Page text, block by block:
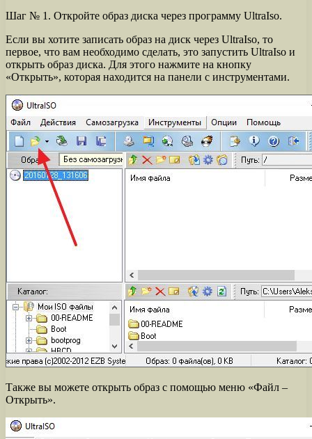
Шаг № 1. Откройте образ диска через программу UltraIso.
Если вы хотите записать образ на диск через UltraIso, то
первое, что вам необходимо сделать, это запустить UltraIso и
открыть образ диска. Для этого нажмите на кнопку
«Открыть», которая находится на панели с инструментами.
Также вы можете открыть образ с помощью меню «Файл –
Открыть».